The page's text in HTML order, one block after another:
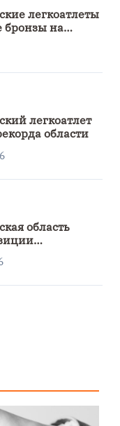
легкоатлеты
бронзы на
легкоатлет
области
область